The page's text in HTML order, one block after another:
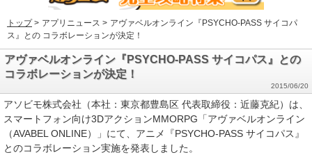
トップ> アプリニュース > アヴァベルオンライン『PSYCHO-PASS サイコパ
ス』との コラボレーションが決定！
アヴァベルオンライン『PSYCHO-PASS サイコパス』との
コラボレーションが決定！
2015/06/20
アソビモ株式会社（本社：東京都豊島区 代表取締役：近藤克紀）は、
スマートフォン向け3DアクションMMORPG「アヴァベルオンライン
（AVABEL ONLINE）」にて、アニメ『PSYCHO-PASS サイコパス』
とのコラボレーション実施を発表しました。